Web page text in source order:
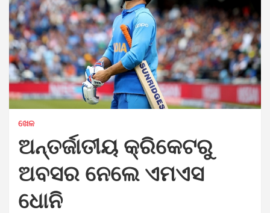
ଖେଳ
ଅନ୍ତର୍ଜାତୀୟ କ୍ରିକେଟରୁ
ଅବସର ନେଲେ ଏମଏସ
ଧୋନି